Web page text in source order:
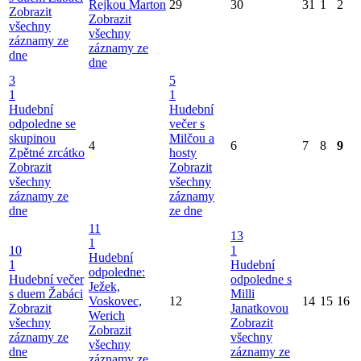
Zobrazit
všechny
záznamy ze
dne
Rejkou Marton
Zobrazit
všechny
záznamy ze
dne
29 30 31 1 2
3
1
Hudební
odpoledne se
skupinou
Zpětné zrcátko
Zobrazit
všechny
záznamy ze
dne
4
5
1
Hudební
večer s
Milčou a
hosty
Zobrazit
všechny
záznamy
ze dne
6 7 8 9
10
1
Hudební večer
s duem Žabáci
Zobrazit
všechny
záznamy ze
dne
11
1
Hudební
odpoledne:
Ježek,
Voskovec,
Werich
Zobrazit
všechny
12
13
1
Hudební
odpoledne s
Milli
Janatkovou
Zobrazit
všechny
záznamy ze
14 15 16